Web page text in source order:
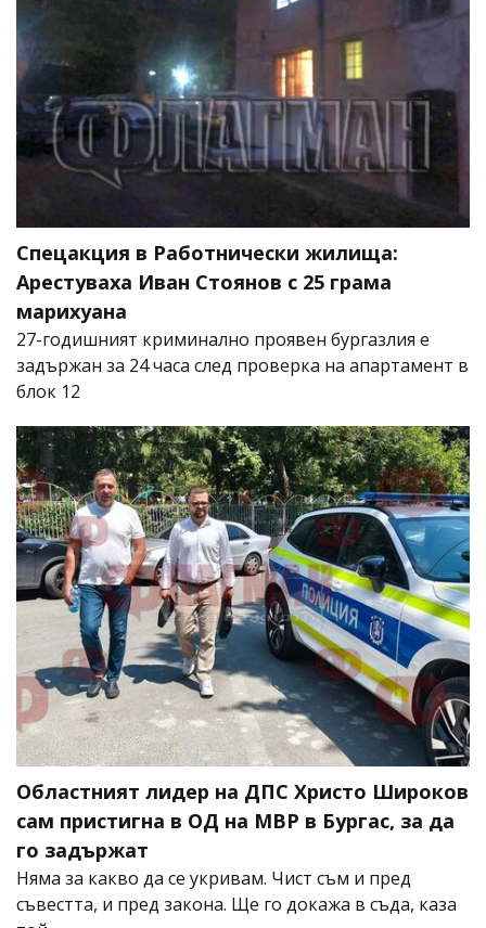
Спецакция в Работнически жилища:
Арестуваха Иван Стоянов с 25 грама
марихуана
27-годишният криминално проявен бургазлия е
задържан за 24 часа след проверка на апартамент в
блок 12
Областният лидер на ДПС Христо Широков
сам пристигна в ОД на МВР в Бургас, за да
го задържат
Няма за какво да се укривам. Чист съм и пред
съвестта, и пред закона. Ще го докажа в съда, каза